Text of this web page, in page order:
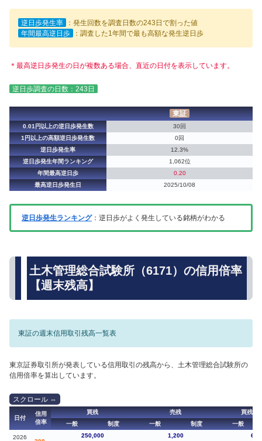
逆日歩発生率
：発生回数を調査日数の243日で割った値
年間最高逆日歩
：調査した1年間で最も高額な発生逆日歩
＊最高逆日歩発生の日が複数ある場合、直近の日付を表示しています。
逆日歩調査の日数：243日
東証
0.01円以上の逆日歩発生数
30回
1円以上の高額逆日歩発生数
0回
逆日歩発生率
12.3%
逆日歩発生年間ランキング
1,062位
年間最高逆日歩
0.20
最高逆日歩発生日
2025/10/08
逆日歩発生ランキング：逆日歩がよく発生している銘柄がわかる
土木管理総合試験所（6171）の信用倍率
【週末残高】
東証の週末信用取引残高一覧表
東京証券取引所が発表している信用取引の残高から、土木管理総合試験所の
信用倍率を算出しています。
日付
信用
倍率
買残 売残
買残（
一般
制度 一般 制度 一般
2026
250,000 1,200